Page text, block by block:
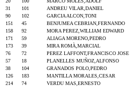
31
101 ANDREU VILAR,DANIEL
90
102 GARCIA ALCON,TONI
151
45 BENJUMEA CEBRIAN,FERNANDO
158
92 MORA PEREZ,WILLIAM EDWARD
171
59 ALIAGA MORENO,PEDRO
173
39 MIRA ROMÀ,MARCIAL
76
72 PEREZ LAFFONT,FRANCISCO JOSE
57
18 PLANELLES MUÑOZ,ALFONSO
38
104 GRANADOS POLO,PEDRO
126
183 MANTILLA MORALES,CESAR
214
74 VERDU MAS,ERNESTO